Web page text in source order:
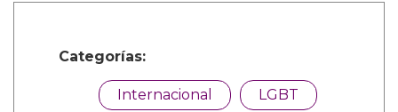
Categorías:
Internacional LGBT